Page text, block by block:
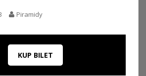
Piramidy
KUP BILET